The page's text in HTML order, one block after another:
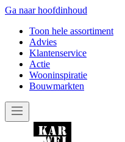
Ga naar hoofdinhoud
Toon hele assortiment
Advies
Klantenservice
Actie
Wooninspiratie
Bouwmarkten